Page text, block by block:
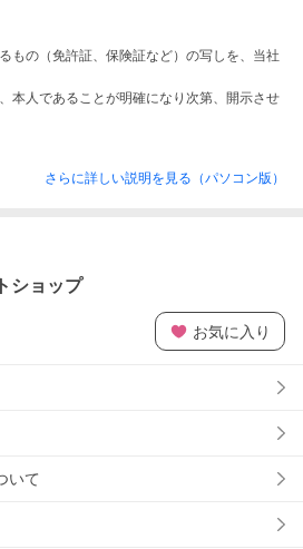
の（免許証、保険証など）の写しを、当社
本人であることが明確になり次第、開示させ
さらに詳しい説明を見る（パソコン版）
ショップ
お気に入り
いて